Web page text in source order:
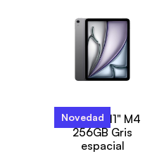
Novedad
iPad Air 11" M4
256GB Gris
espacial